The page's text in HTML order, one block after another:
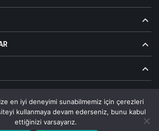
Tüm Hakları Saklıdır | Alanalp İnternet
Gizlilik Politikası Hakkımızda
en iyi deneyimi sunabilmemiz için çerezleri
kullanmaya devam ederseniz, bunu kabul
ettiğinizi varsayarız.